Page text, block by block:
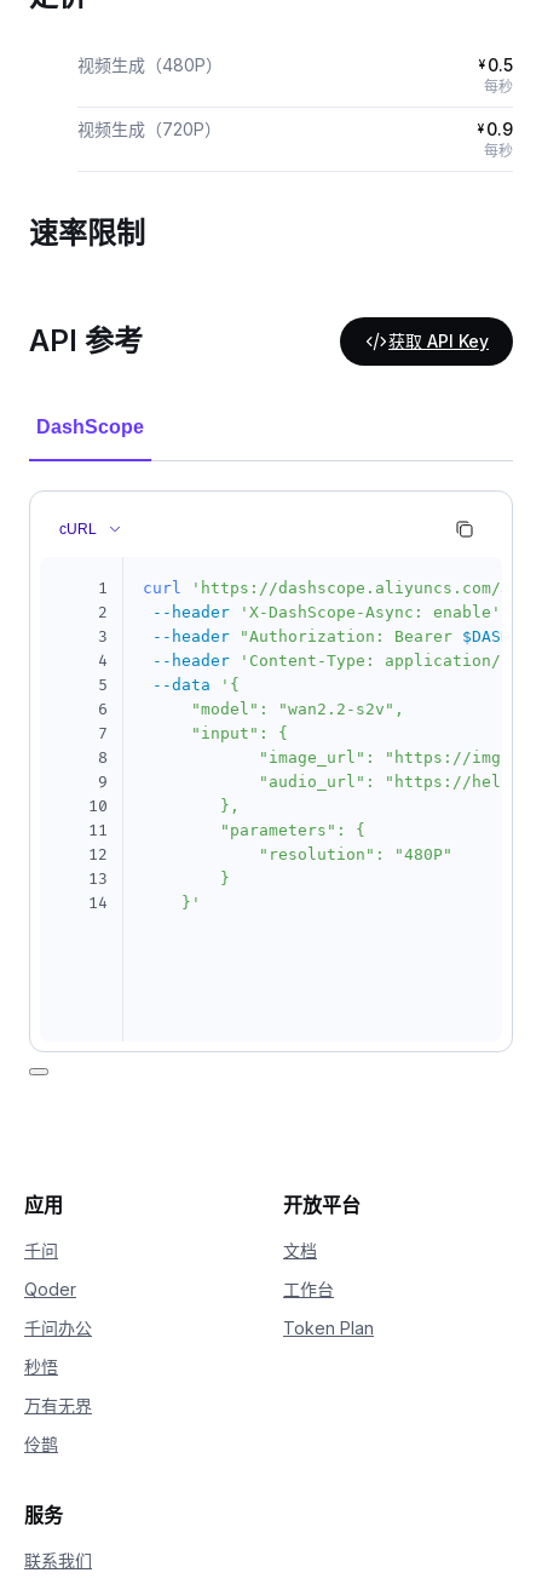
视频生成（480P） ¥ 0.5
每秒
视频生成（720P） ¥ 0.9
每秒
速率限制
API 参考 获取 API Key
DashScope
cURL
1
2
3
4
5
6
7
8
9
10
11
12
13
14
curl
'https://dashscope.aliyuncs.com/
--header
'X-DashScope-Async: enable'
--header
"Authorization: Bearer
--header
'Content-Type: application/
--data
'{
     "model": "wan2.2-s2v",
     "input": {
"image_url": "https://
"audio_url": "https://help-
        },
        "parameters": {
            "resolution": "480P"
        }
    }'
应用
千问
Qoder
千问办公
秒悟
万有无界
伶鹊
开放平台
文档
工作台
Token Plan
服务
联系我们